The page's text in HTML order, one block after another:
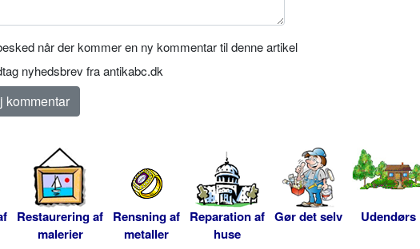
når der kommer en ny kommentar til denne artikel
nyhedsbrev fra antikabc.dk
Restaurering af
malerier
Rensning af
metaller
Reparation af
huse
Gør det selv Udendørs